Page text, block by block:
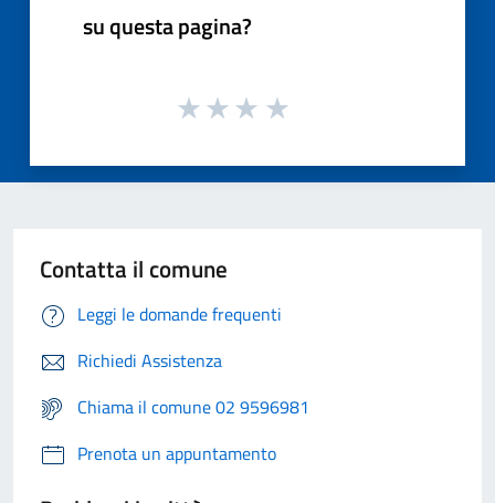
su questa pagina?
Contatta il comune
Leggi le domande frequenti
Richiedi Assistenza
Chiama il comune 02 9596981
Prenota un appuntamento